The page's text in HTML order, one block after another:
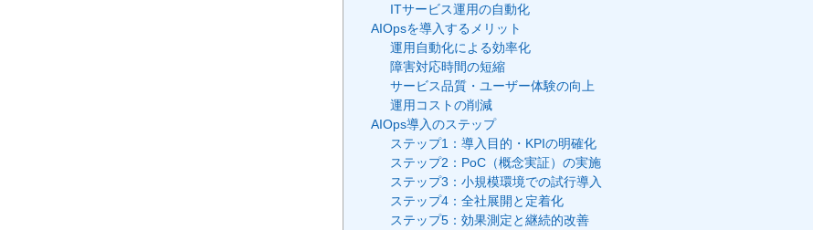
ITサービス運用の自動化
AIOpsを導入するメリット
運用自動化による効率化
障害対応時間の短縮
サービス品質・ユーザー体験の向上
運用コストの削減
AIOps導入のステップ
ステップ1：導入目的・KPIの明確化
ステップ2：PoC（概念実証）の実施
ステップ3：小規模環境での試行導入
ステップ4：全社展開と定着化
ステップ5：効果測定と継続的改善